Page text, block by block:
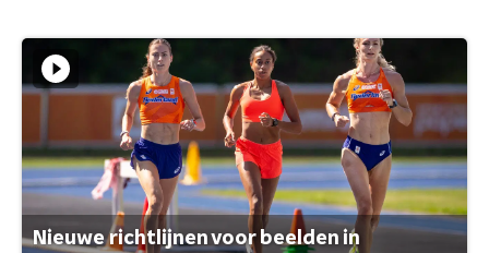
Nieuwe richtlijnen voor beelden in